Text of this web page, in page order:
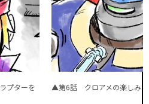
プターを
▲第6話 クロアメの楽しみ